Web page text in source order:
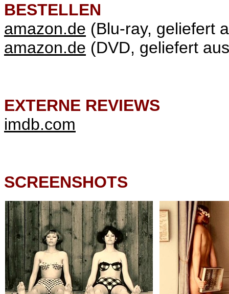
BESTELLEN
amazon.de (Blu-ray, geliefert
amazon.de (DVD, geliefert
EXTERNE REVIEWS
imdb.com
SCREENSHOTS